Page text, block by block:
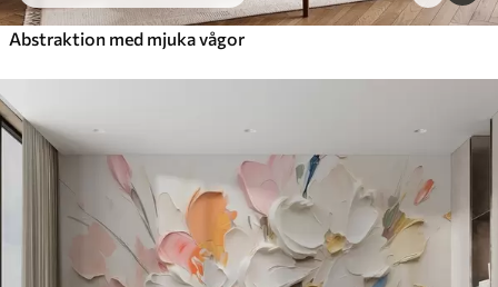
Abstraktion med mjuka vågor